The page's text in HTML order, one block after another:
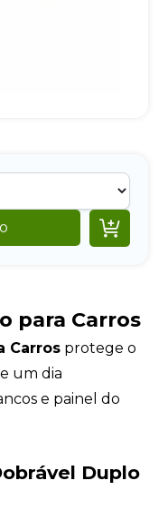

para Carros
Carros protege o
um dia
e painel do
Duplo